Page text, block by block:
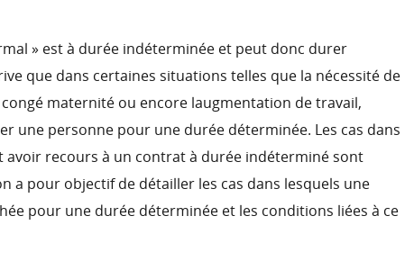
» est à durée indéterminée et peut donc durer
que dans certaines situations telles que la nécessité de
maternité ou encore laugmentation de travail,
une personne pour une durée déterminée. Les cas dans
avoir recours à un contrat à durée indéterminé sont
a pour objectif de détailler les cas dans lesquels une
pour une durée déterminée et les conditions liées à ce